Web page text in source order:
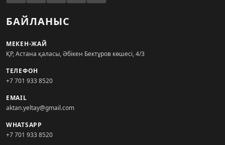
БАЙЛАНЫС
МЕКЕН-ЖАЙ
ҚР, Астана қаласы, Әбікен Бектұров көшесі, 4/3
ТЕЛЕФОН
+7 701 933 8520
EMAIL
aktan.yeltay@gmail.com
WHATSAPP
+7 701 933 8520